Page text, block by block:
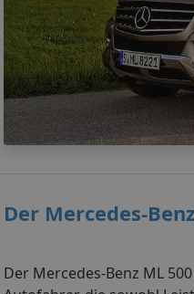
Der Mercedes-
Der Mercedes-Benz ML